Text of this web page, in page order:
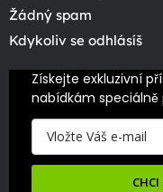
Žádný spam
Kdykoliv se odhlásíš
Získejte exkluzivní
nabídkám speciálně